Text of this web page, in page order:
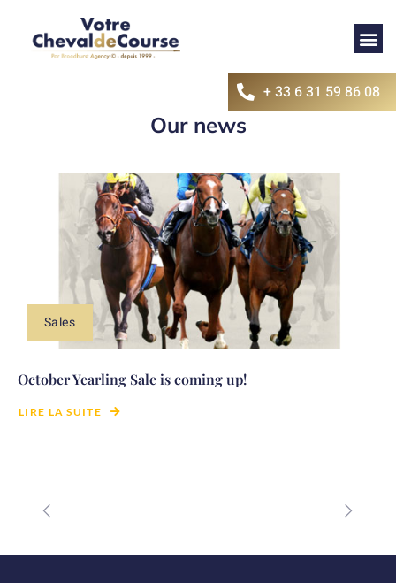
+ 33 6 31 59 86 08
Our news
Sales
October Yearling Sale is coming up!
LIRE LA SUITE